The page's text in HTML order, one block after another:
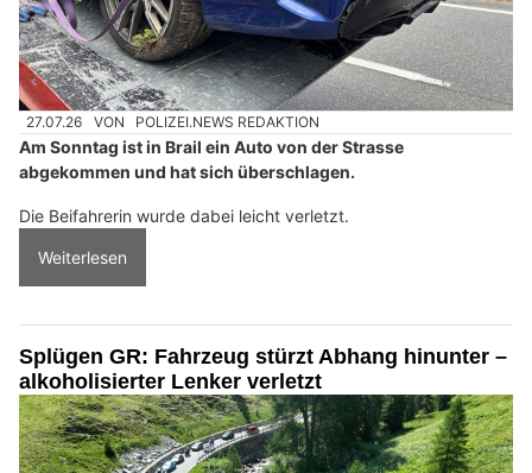
27.07.26 VON POLIZEI.NEWS REDAKTION
Am Sonntag ist in Brail ein Auto von der Strasse
abgekommen und hat sich überschlagen.
Die Beifahrerin wurde dabei leicht verletzt.
Weiterlesen
Splügen GR: Fahrzeug stürzt Abhang hinunter –
alkoholisierter Lenker verletzt